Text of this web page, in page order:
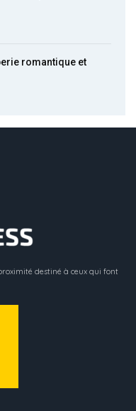
romantique et
destiné à ceux qui font